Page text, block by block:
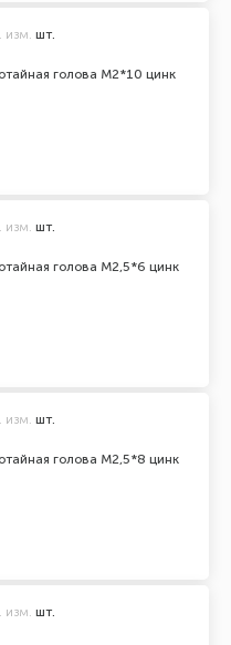
голова М2*10 цинк
изм. шт.
голова М2,5*6 цинк
изм. шт.
голова М2,5*8 цинк
изм. шт.
изм. шт.